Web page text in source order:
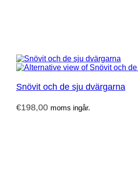
Snövit och de sju dvärgarna
€198,00 moms ingår.